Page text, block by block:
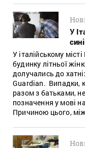
У
У італійському
будинку літньої
долучались до
Guardian. Випадки,
разом з батьками,
позначення у мові
Причиною цього,